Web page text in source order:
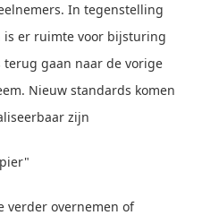
In tegenstelling
is er ruimte voor bijsturing
terug gaan naar de vorige
Nieuw standards komen
zijn
verder overnemen of